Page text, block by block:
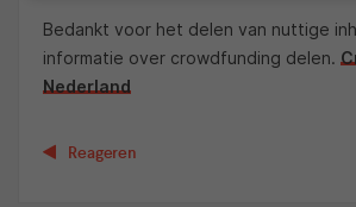
Bedankt voor het delen van nuttige
informatie over crowdfunding delen.
Nederland
Reageren